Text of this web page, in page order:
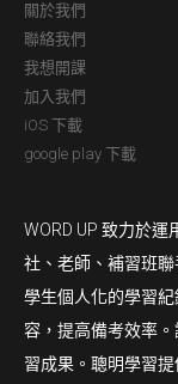
關於我們
聯絡我們
我想開課
加入我們
iOS 下載
google play 下載
WORD UP 致力於
社、老師、補習班
學生個人化的學習
容，提高備考效率
習成果。聰明學習